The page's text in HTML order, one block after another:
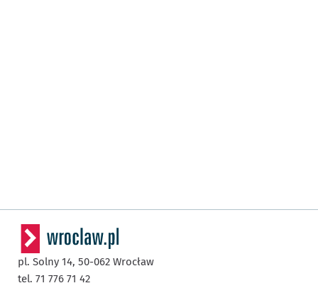
pl. Solny 14, 50-062 Wrocław
tel. 71 776 71 42